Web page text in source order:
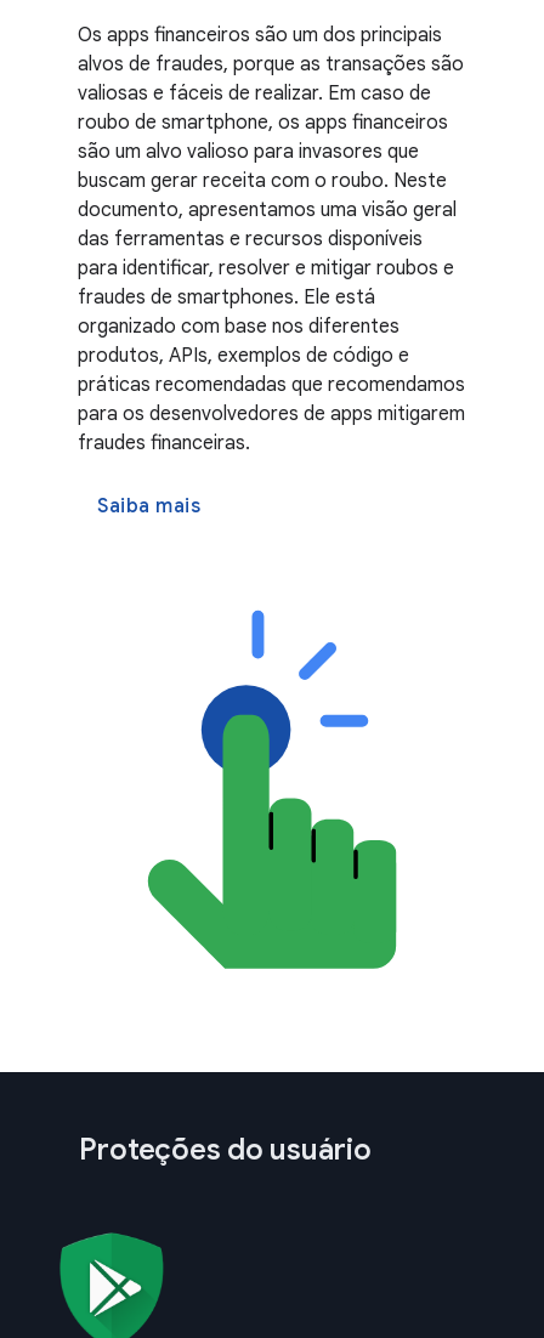
Os apps financeiros são um dos principais
alvos de fraudes, porque as transações são
valiosas e fáceis de realizar. Em caso de
roubo de smartphone, os apps financeiros
são um alvo valioso para invasores que
buscam gerar receita com o roubo. Neste
documento, apresentamos uma visão geral
das ferramentas e recursos disponíveis
para identificar, resolver e mitigar roubos e
fraudes de smartphones. Ele está
organizado com base nos diferentes
produtos, APIs, exemplos de código e
práticas recomendadas que recomendamos
para os desenvolvedores de apps mitigarem
fraudes financeiras.
Saiba mais
Proteções do usuário